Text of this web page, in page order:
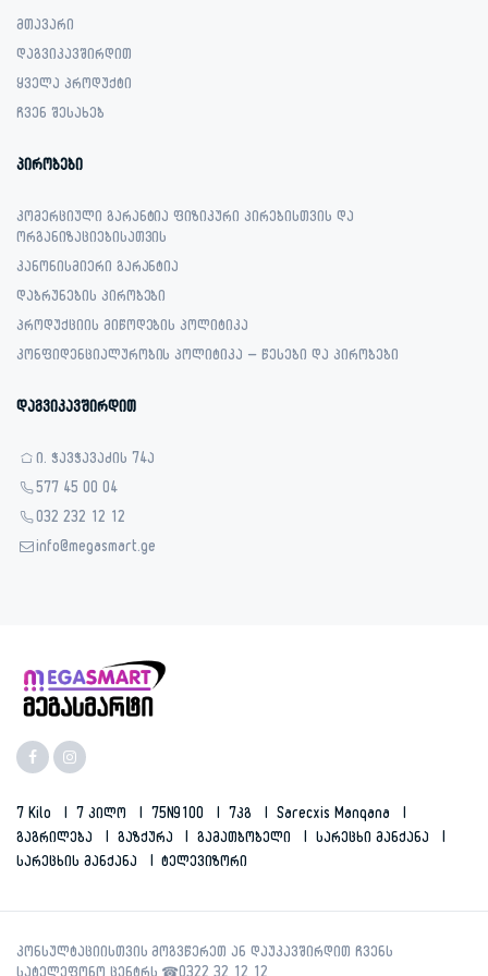
მთავარი
დაგვიკავშირდით
ყველა პროდუქტი
ჩვენ შესახებ
პირობები
კომერციული გარანტია ფიზიკური პირებისთვის და
ორგანიზაციებისათვის
კანონისმიერი გარანტია
დაბრუნების პირობები
პროდუქციის მიწოდების პოლიტიკა
კონფიდენციალურობის პოლიტიკა – წესები და პირობები
დაგვიკავშირდით
ი. ჭავჭავაძის 74ა
577 45 00 04
032 232 12 12
info@megasmart.ge
7 Kilo 7 Კილო 75N9100 7კგ
Sarecxis Manqana
Გაგრილება
Გაზქურა Გამათბობელი
Სარეცხი Მანქანა
Სარეცხის Მანქანა
Ტელევიზორი